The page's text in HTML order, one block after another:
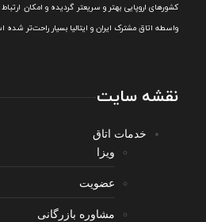
کشورهای اروپایی بهتر و سريعتر گرديده و امکان
واسطه اتاق مشترک ایران و ایتالیا بسیار راحت‌تر
نقشه سایت
خدمات اتاق
ویزا
عضویت
مشاوره بازرگانی